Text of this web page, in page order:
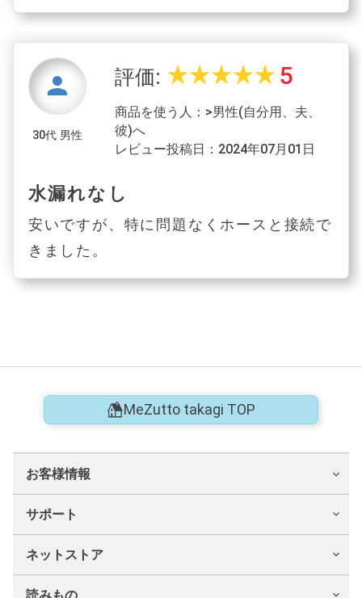
person
30代 男性
評価: star_ratestar_ratestar_ratestar_ratestar_rate 5
商品を使う人：>男性(自分用、夫、
彼)へ
レビュー投稿日：2024年07月01日
水漏れなし
安いですが、特に問題なくホースと接続で
きました。
MeZutto takagi TOP
お客様情報
サポート
ネットストア